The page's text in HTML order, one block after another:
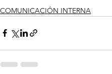
COMUNICACIÓN INTERNA